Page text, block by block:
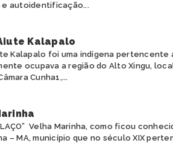
e autoidentificação...
Kalapalo
Kalapalo foi uma indígena
ocupava a região do Alto Xingu,
Cunha1,...
LAÇO” Velha Marinha, como ficou
– MA, município que no século XIX